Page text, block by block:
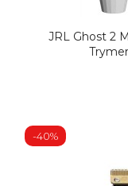
JRL Ghost 2
-40%